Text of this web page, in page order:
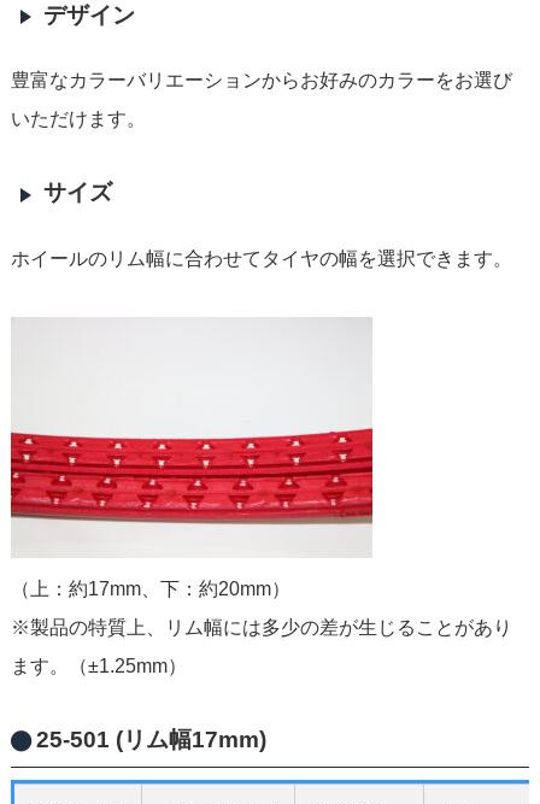
デザイン
豊富なカラーバリエーションからお好みのカラーをお選び
いただけます。
サイズ
ホイールのリム幅に合わせてタイヤの幅を選択できます。
（上：約17mm、下：約20mm）
※製品の特質上、リム幅には多少の差が生じることがあり
ます。（±1.25mm）
25-501 (リム幅17mm)